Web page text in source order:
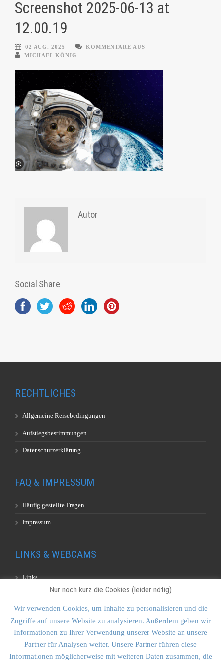
Screenshot 2025-06-13 at
12.00.19
02 AUG. 2025
KOMMENTARE AUS
MICHAEL KÖNIG
Autor
Social Share
RECHTLICHES
Allgemeine Reisebedingungen
Aufstiegsbestimmungen
Datenschutzerklärung
FAQ & IMPRESSUM
Häufig gestellte Fragen
Impressum
LINKS & WEBCAMS
Links
KONTAKT & SITEMAP
Kontakt
Nur noch kurz die Cookies (leider nötig)
Wir verwenden Cookies, um Inhalte zu personalisieren und die
Zugriffe auf unsere Website zu analysieren. Außerdem geben wir
Informationen zu Ihrer Verwendung unserer Website an unsere
Partner für Analysen weiter. Unsere Partner führen diese
Informationen möglicherweise mit weiteren Daten zusammen, die